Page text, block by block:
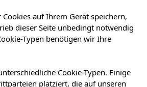
auf Ihrem Gerät speichern,
dieser Seite unbedingt notwendig
Typen benötigen wir Ihre
Cookie-Typen. Einige
platziert, die auf unseren